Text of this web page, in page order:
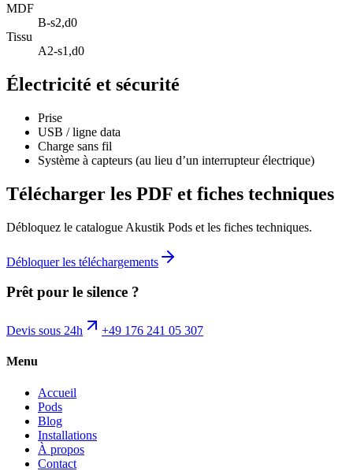
MDF
B-s2,d0
Tissu
A2-s1,d0
Électricité et sécurité
Prise
USB / ligne data
Charge sans fil
Système à capteurs (au lieu d’un interrupteur électrique)
Télécharger les PDF et fiches techniques
Débloquez le catalogue Akustik Pods et les fiches techniques.
Débloquer les téléchargements
Prêt pour le silence ?
Devis sous 24h +49 176 241 05 307
Menu
Accueil
Pods
Blog
Installations
À propos
Contact